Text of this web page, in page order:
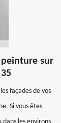
peinture sur
façades de vos
Si vous êtes